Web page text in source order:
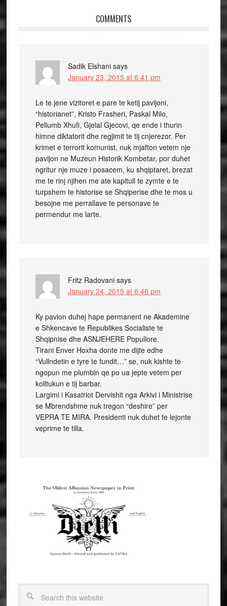
COMMENTS
Sadik Elshani says
January 23, 2015 at 6:41 pm
Le te jene vizitoret e pare te ketij pavijoni,
“historianet”, Kristo Frasheri, Paskal Milo,
Pellumb Xhufi, Gjelal Gjecovi, qe ende i thurin
himne diktatorit dhe regjimit te tij cnjerezor. Per
krimet e terrorit komunist, nuk mjafton vetem nje
pavijon ne Muzeun Historik Kombetar, por duhet
ngritur nje muze i posacem, ku shqiptaret, brezat
me te rinj njihen me ate kapitull te zymte e te
turpshem te historise se Shqiperise dhe te mos u
besojne me perrallave te personave te
permendur me larte.
Fritz Radovani says
January 24, 2015 at 6:46 pm
Ky pavion duhej hape permanent ne Akademine
e Shkencave te Republikes Socialiste te
Shqipnise dhe ASNJEHERE Popullore.
Tirani Enver Hoxha donte me dijte edhe
“Vullndetin e tyre te fundit…” se, nuk kishte te
ngopun me plumbin qe po ua jepte vetem per
kolltukun e tij barbar.
Largimi i Kasatriot Dervishit nga Arkivi i Ministrise
se Mbrendshme nuk tregon “deshire” per
VEPRA TE MIRA. Presidenti nuk duhet te lejonte
veprime te tilla.